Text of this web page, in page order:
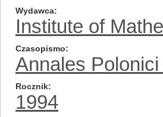
Wydawca
Institute of
Czasopismo
Annales
Rocznik
1994